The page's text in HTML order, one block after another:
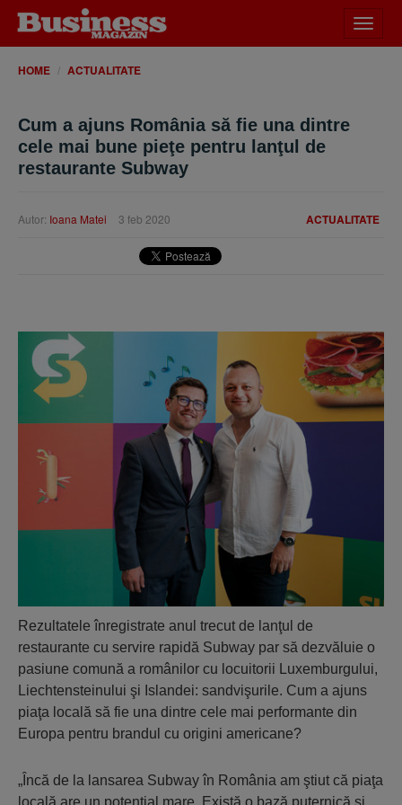
meniu
HOME ACTUALITATE
Cum a ajuns România să fie una dintre
cele mai bune pieţe pentru lanţul de
restaurante Subway
ACTUALITATE
Autor: Ioana Matei 3 feb 2020
Rezultatele înregistrate anul trecut de lanţul de
restaurante cu servire rapidă Subway par să dezvăluie o
pasiune comună a românilor cu locuitorii Luxemburgului,
Liechtensteinului şi Islandei: sandvişurile. Cum a ajuns
piaţa locală să fie una dintre cele mai performante din
Europa pentru brandul cu origini americane?
„Încă de la lansarea Subway în România am ştiut că piaţa
locală are un potenţial mare. Există o bază puternică şi